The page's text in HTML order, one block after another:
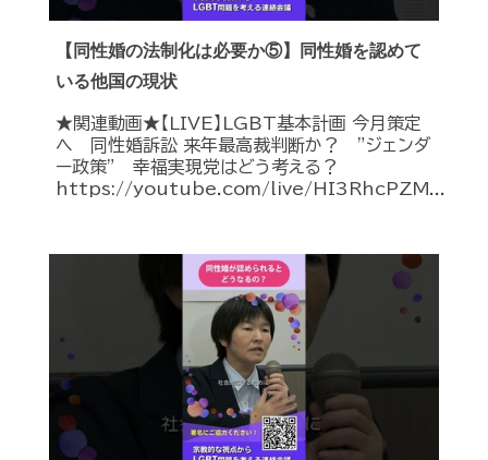
【同性婚の法制化は必要か⑤】同性婚を認めて
いる他国の現状
★関連動画★【LIVE】LGBT基本計画 今月策定
へ 同性婚訴訟 来年最高裁判断か？ ”ジェンダ
ー政策” 幸福実現党はどう考える？
https://youtube.com/live/HI3RhcPZM...